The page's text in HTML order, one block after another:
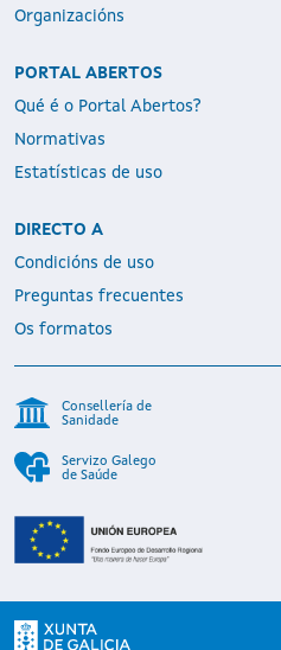
Organizacións
PORTAL ABERTOS
Qué é o Portal Abertos?
Normativas
Estatísticas de uso
DIRECTO A
Condicións de uso
Preguntas frecuentes
Os formatos
Consellería de
Sanidade
Servizo Galego
de Saúde